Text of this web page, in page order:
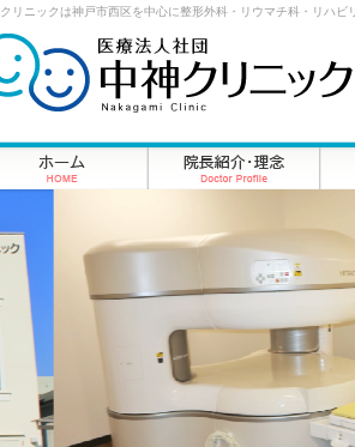
リニックは神戸市西区を中心に整形外科・リウマチ科・リハ